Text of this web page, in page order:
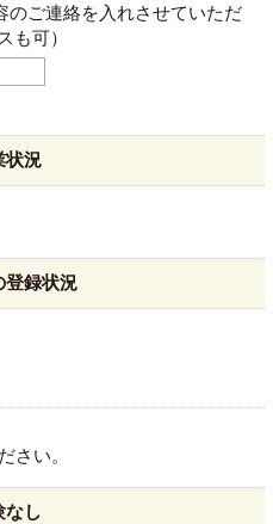
ご連絡を入れさせていただ
も可）
状況
登録状況
さい。
なし